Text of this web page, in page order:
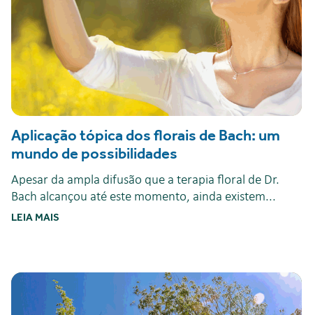
Aplicação tópica dos florais de Bach: um
mundo de possibilidades
Apesar da ampla difusão que a terapia floral de Dr.
Bach alcançou até este momento, ainda existem...
LEIA MAIS